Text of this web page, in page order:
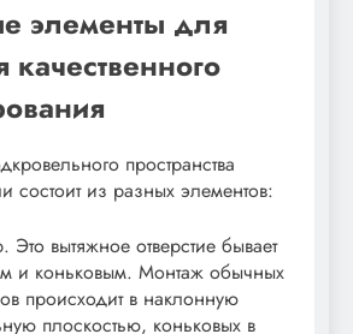
элементы для
качественного
пространства
состоит из разных элементов:
Это вытяжное отверстие бывает
и коньковым. Монтаж обычных
происходит в наклонную
плоскостью, коньковых в